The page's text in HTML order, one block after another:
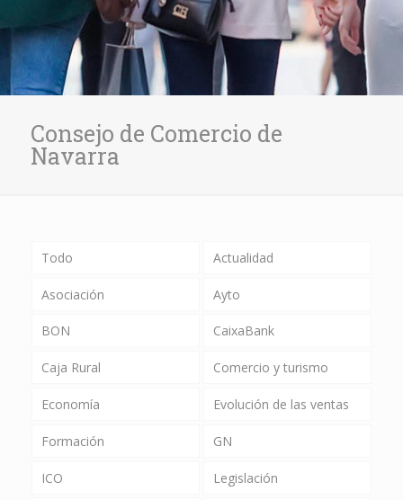
Consejo de Comercio de
Navarra
Todo Actualidad
Asociación Ayto
BON CaixaBank
Caja Rural Comercio y turismo
Economía Evolución de las ventas
Formación GN
ICO Legislación